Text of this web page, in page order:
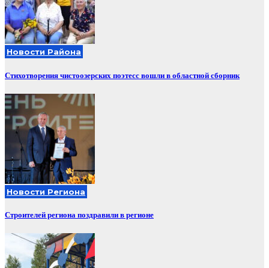
Новости Района
Стихотворения чистоозерских поэтесс вошли в областной сборник
Новости Региона
Строителей региона поздравили в регионе